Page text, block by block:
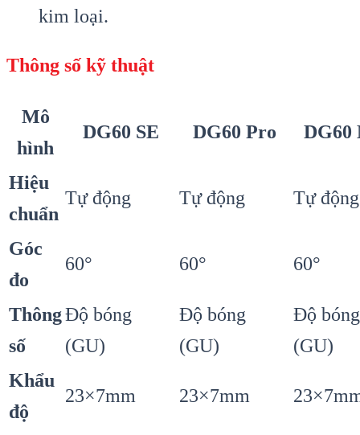
kim loại.
Thông số kỹ thuật
Mô
hình
DG60 SE DG60 Pro DG60
Hiệu
chuẩn
Tự động Tự động Tự động
Góc
đo
60° 60° 60°
Thông
số
Độ bóng
(GU)
Độ bóng
(GU)
Độ bóng
(GU)
Khẩu
độ
23×7mm 23×7mm